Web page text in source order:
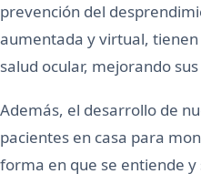
prevención del
aumentada y virtual,
salud ocular, mejorando
Además, el desarrollo de
pacientes en casa para
forma en que se entiende